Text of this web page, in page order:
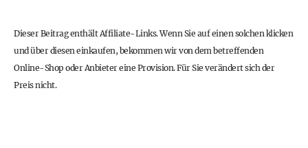
Dieser Beitrag enthält Affiliate-Links. Wenn Sie auf einen solchen klicken
und über diesen einkaufen, bekommen wir von dem betreffenden
Online-Shop oder Anbieter eine Provision. Für Sie verändert sich der
Preis nicht.